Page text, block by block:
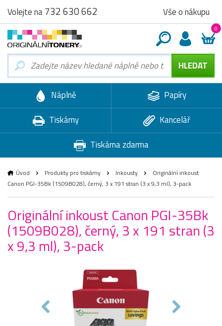
Volejte na732 630 662 Vše o nákupu
0
Náplně
Papíry
Tiskárny
Kancelář
Tiskárna zdarma
Úvod Produkty pro tiskárny Inkousty
Originální inkoust
Canon PGI-35Bk (1509B028), černý, 3 x 191 stran (3 x 9,3 ml), 3-pack
Originální inkoust Canon PGI-35Bk
(1509B028), černý, 3 x 191 stran (3
x 9,3 ml), 3-pack